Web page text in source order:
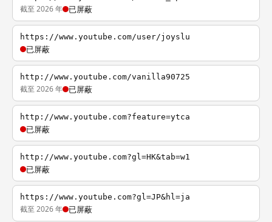
截至 2026 年 已屏蔽
https://www.youtube.com/user/joyslu
已屏蔽
http://www.youtube.com/vanilla90725
截至 2026 年 已屏蔽
http://www.youtube.com?feature=ytca
已屏蔽
http://www.youtube.com?gl=HK&tab=w1
已屏蔽
https://www.youtube.com?gl=JP&hl=ja
截至 2026 年 已屏蔽